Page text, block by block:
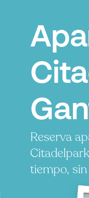
Reserva
tiempo,